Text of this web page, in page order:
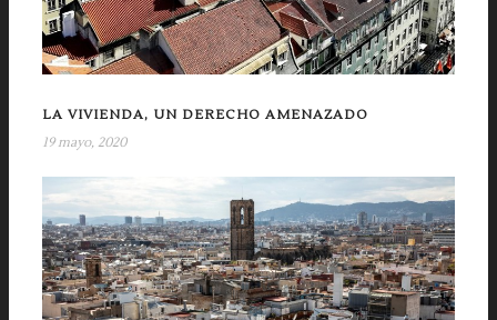
LA VIVIENDA, UN DERECHO AMENAZADO
19 mayo, 2020